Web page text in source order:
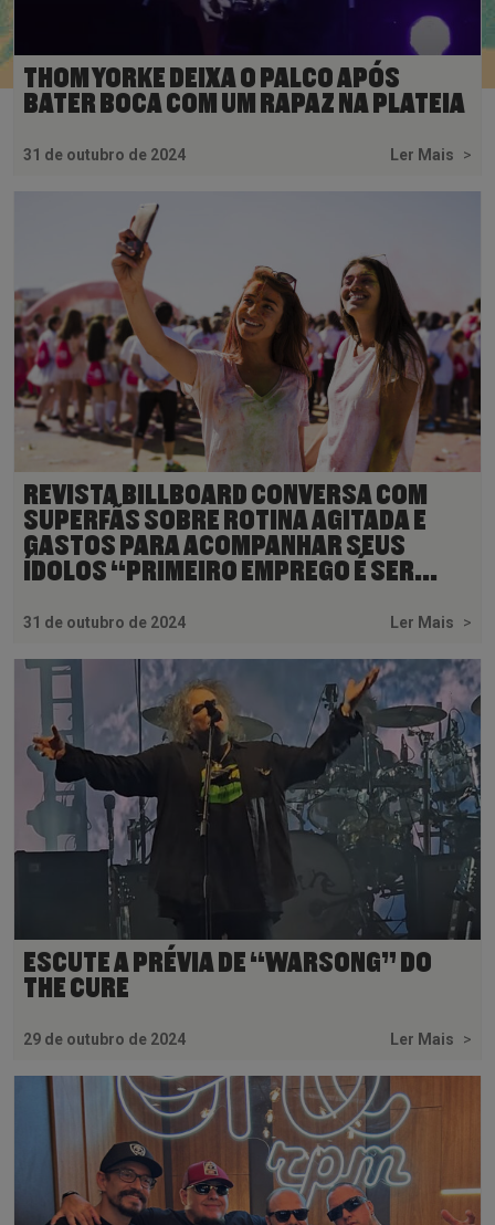
THOM YORKE DEIXA O PALCO APÓS
BATER BOCA COM UM RAPAZ NA PLATEIA
31 de outubro de 2024 Ler Mais >
REVISTA BILLBOARD CONVERSA COM
SUPERFÃS SOBRE ROTINA AGITADA E
GASTOS PARA ACOMPANHAR SEUS
ÍDOLOS “PRIMEIRO EMPREGO É SER...
31 de outubro de 2024 Ler Mais >
ESCUTE A PRÉVIA DE “WARSONG” DO
THE CURE
29 de outubro de 2024 Ler Mais >